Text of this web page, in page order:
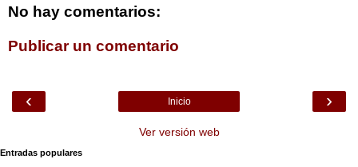
No hay comentarios:
Publicar un comentario
‹ ›
Inicio
Ver versión web
Entradas populares